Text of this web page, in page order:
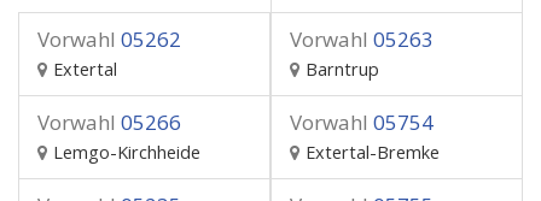
Vorwahl 05262
Extertal
Vorwahl 05263
Barntrup
Vorwahl 05266
Lemgo-Kirchheide
Vorwahl 05754
Extertal-Bremke